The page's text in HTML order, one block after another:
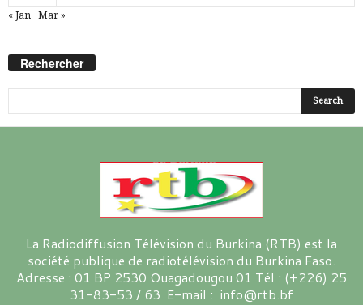
« Jan Mar »
Rechercher
La Radiodiffusion Télévision du Burkina (RTB) est la
société publique de radiotélévision du Burkina Faso.
Adresse : 01 BP 2530 Ouagadougou 01 Tél : (+226) 25
31-83-53 / 63 E-mail : info@rtb.bf